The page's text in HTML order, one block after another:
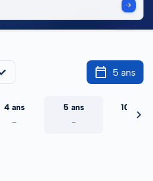
5 ans
4 ans
-
5 ans
-
10 ans